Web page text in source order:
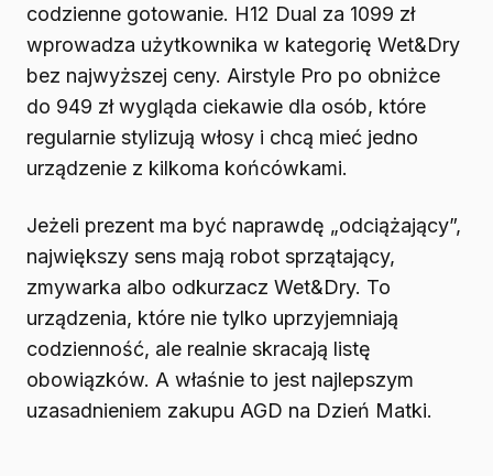
codzienne gotowanie. H12 Dual za 1099 zł
wprowadza użytkownika w kategorię Wet&Dry
bez najwyższej ceny. Airstyle Pro po obniżce
do 949 zł wygląda ciekawie dla osób, które
regularnie stylizują włosy i chcą mieć jedno
urządzenie z kilkoma końcówkami.
Jeżeli prezent ma być naprawdę „odciążający”,
największy sens mają robot sprzątający,
zmywarka albo odkurzacz Wet&Dry. To
urządzenia, które nie tylko uprzyjemniają
codzienność, ale realnie skracają listę
obowiązków. A właśnie to jest najlepszym
uzasadnieniem zakupu AGD na Dzień Matki.